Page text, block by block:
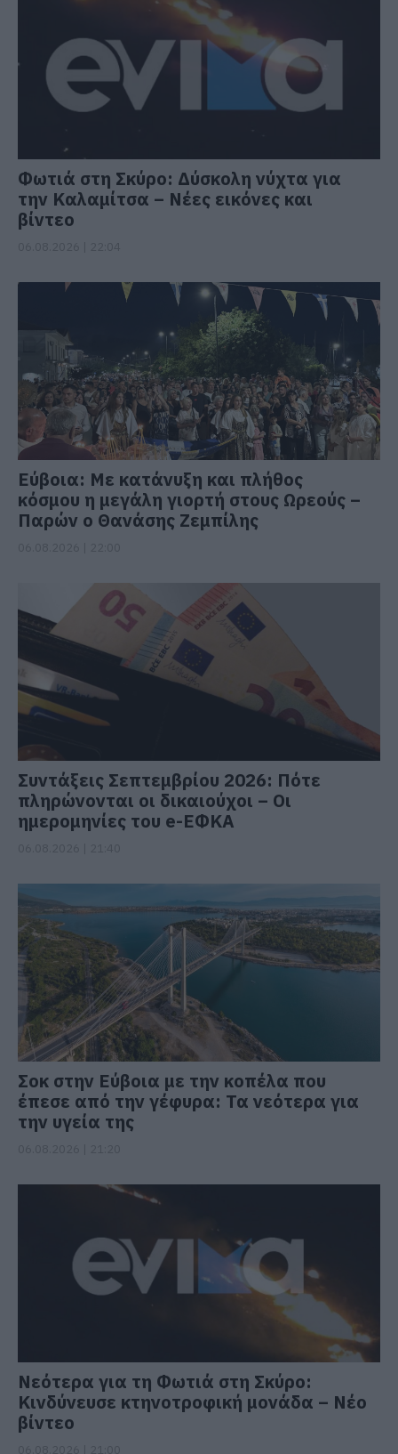
Φωτιά στη Σκύρο: Δύσκολη νύχτα για
την Καλαμίτσα – Νέες εικόνες και
βίντεο
Εύβοια: Με κατάνυξη και πλήθος
κόσμου η μεγάλη γιορτή στους Ωρεούς –
Παρών ο Θανάσης Ζεμπίλης
Συντάξεις Σεπτεμβρίου 2026: Πότε
πληρώνονται οι δικαιούχοι – Οι
ημερομηνίες του e-ΕΦΚΑ
Σοκ στην Εύβοια με την κοπέλα που
έπεσε από την γέφυρα: Τα νεότερα για
την υγεία της
Νεότερα για τη Φωτιά στη Σκύρο:
Κινδύνευσε κτηνοτροφική μονάδα – Νέο
βίντεο